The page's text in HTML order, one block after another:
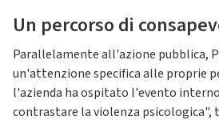
Un percorso di
Parallelamente all'azione pubblica,
un'attenzione specifica alle proprie
l'azienda ha ospitato l'evento
contrastare la violenza psicologica",